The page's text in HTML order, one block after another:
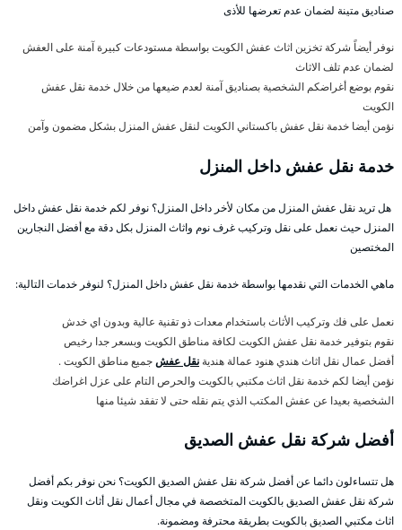
صناديق متينة لضمان عدم تعرضها للأذى
نوفر أيضاً شركة تخزين اثاث عفش الكويت بواسطة مستودعات كبيرة آمنة على العفش
لضمان عدم تلف الاثاث
نقوم بوضع أغراضكم الشخصية بصناديق آمنة لعدم ضيعها من خلال خدمة نقل عفش
الكويت
نؤمن أيضا خدمة نقل عفش باكستاني الكويت لنقل عفش المنزل بشكل مضمون وآمن
خدمة نقل عفش داخل المنزل
هل تريد نقل عفش المنزل من مكان لأخر داخل المنزل؟ نوفر لكم خدمة نقل عفش داخل
المنزل حيث نعمل على نقل وتركيب غرف نوم واثاث المنزل بكل دقة مع أفضل النجارين
المختصين
ماهي الخدمات التي نقدمها بواسطة خدمة نقل عفش داخل المنزل؟ لنوفر خدمات التالية:
نعمل على فك وتركيب الأثاث باستخدام معدات ذو تقنية عالية وبدون اي خدش
نقوم بتوفير خدمة نقل عفش الكويت لكافة مناطق الكويت وبسعر جدا رخيص
أفضل عمال نقل اثاث هندي هنود عمالة هندية نقل عفشجميع مناطق الكويت .
نؤمن أيضا لكم خدمة نقل اثاث مكتبي بالكويت والحرص التام على عزل اغراضك
الشخصية بعيدا عن عفش المكتب الذي يتم نقله حتى لا تفقد شيئا منها
أفضل شركة نقل عفش الصديق
هل تتساءلون دائما عن أفضل شركة نقل عفش الصديق الكويت؟ نحن نوفر بكم أفضل
شركة نقل عفش الصديق بالكويت المتخصصة في مجال أعمال نقل أثاث الكويت ونقل
اثاث مكتبي الصديق بالكويت بطريقة محترفة ومضمونة.